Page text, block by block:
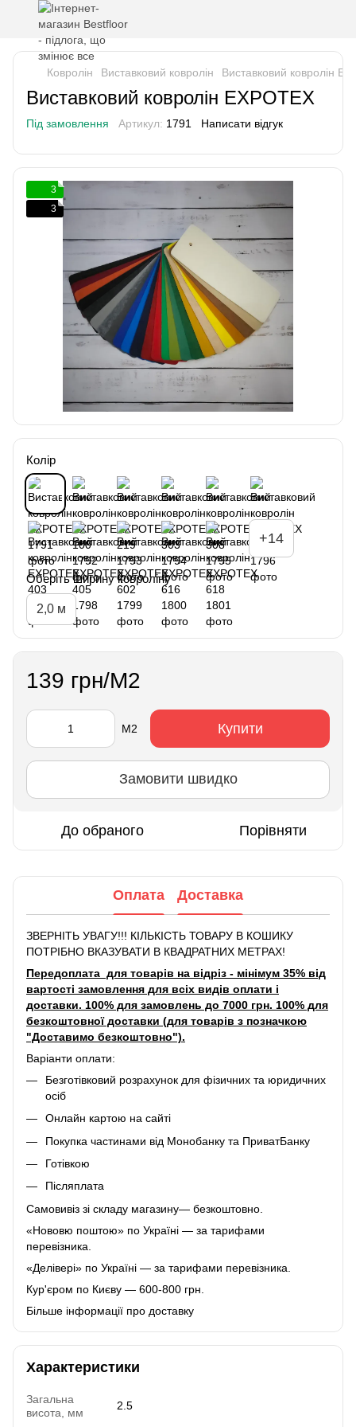
Ковролін Виставковий ковролін Виставковий ковролін
Виставковий ковролін EXPOTEX
Під замовлення Артикул: 1791 Написати відгук
3
3
Колір
+14
Оберіть ширину ковроліну
2,0 м
139 грн/М2
М2 Купити
Замовити швидко
До обраного Порівняти
Оплата Доставка
ЗВЕРНІТЬ УВАГУ!!! КІЛЬКІСТЬ ТОВАРУ В КОШИКУ
ПОТРІБНО ВКАЗУВАТИ В КВАДРАТНИХ МЕТРАХ!
Передоплата для товарів на відріз - мінімум 35% від
вартості замовлення для всіх видів оплати і
доставки. 100% для замовлень до 7000 грн. 100% для
безкоштовної доставки (для товарів з позначкою
"Доставимо безкоштовно").
Варіанти оплати:
Безготівковий розрахунок для фізичних та юридичних
осіб
Онлайн картою на сайті
Покупка частинами від Монобанку та ПриватБанку
Готівкою
Післяплата
Самовивіз зі складу магазину— безкоштовно.
«Нововю поштою» по Україні — за тарифами
перевізника.
«Делівері» по Україні — за тарифами перевізника.
Кур'єром по Києву — 600-800 грн.
Більше інформації про доставку
Характеристики
Загальна
висота, мм
2.5